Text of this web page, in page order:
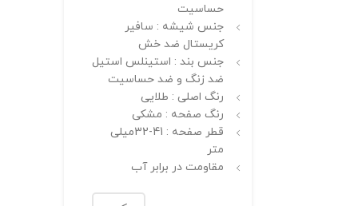
حساسیت
جنس شیشه : سافیر
کریستال ضد خش
جنس بند : استینلس استیل
ضد زنگ و ضد حساسیت
رنگ اصلی : طلایی
رنگ صفحه : مشکی
قطر صفحه : 41-32میلی
متر
مقاومت در برابر آب